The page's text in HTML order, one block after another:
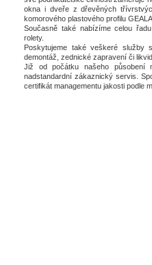
okna i dveře z dřevěných
komorového plastového profilu
Současně také nabízíme celou
rolety.
Poskytujeme také veškeré služby
demontáž, zednické zapravení či
Již od počátku našeho
nadstandardní zákaznický servis.
certifikát managementu jakosti podle